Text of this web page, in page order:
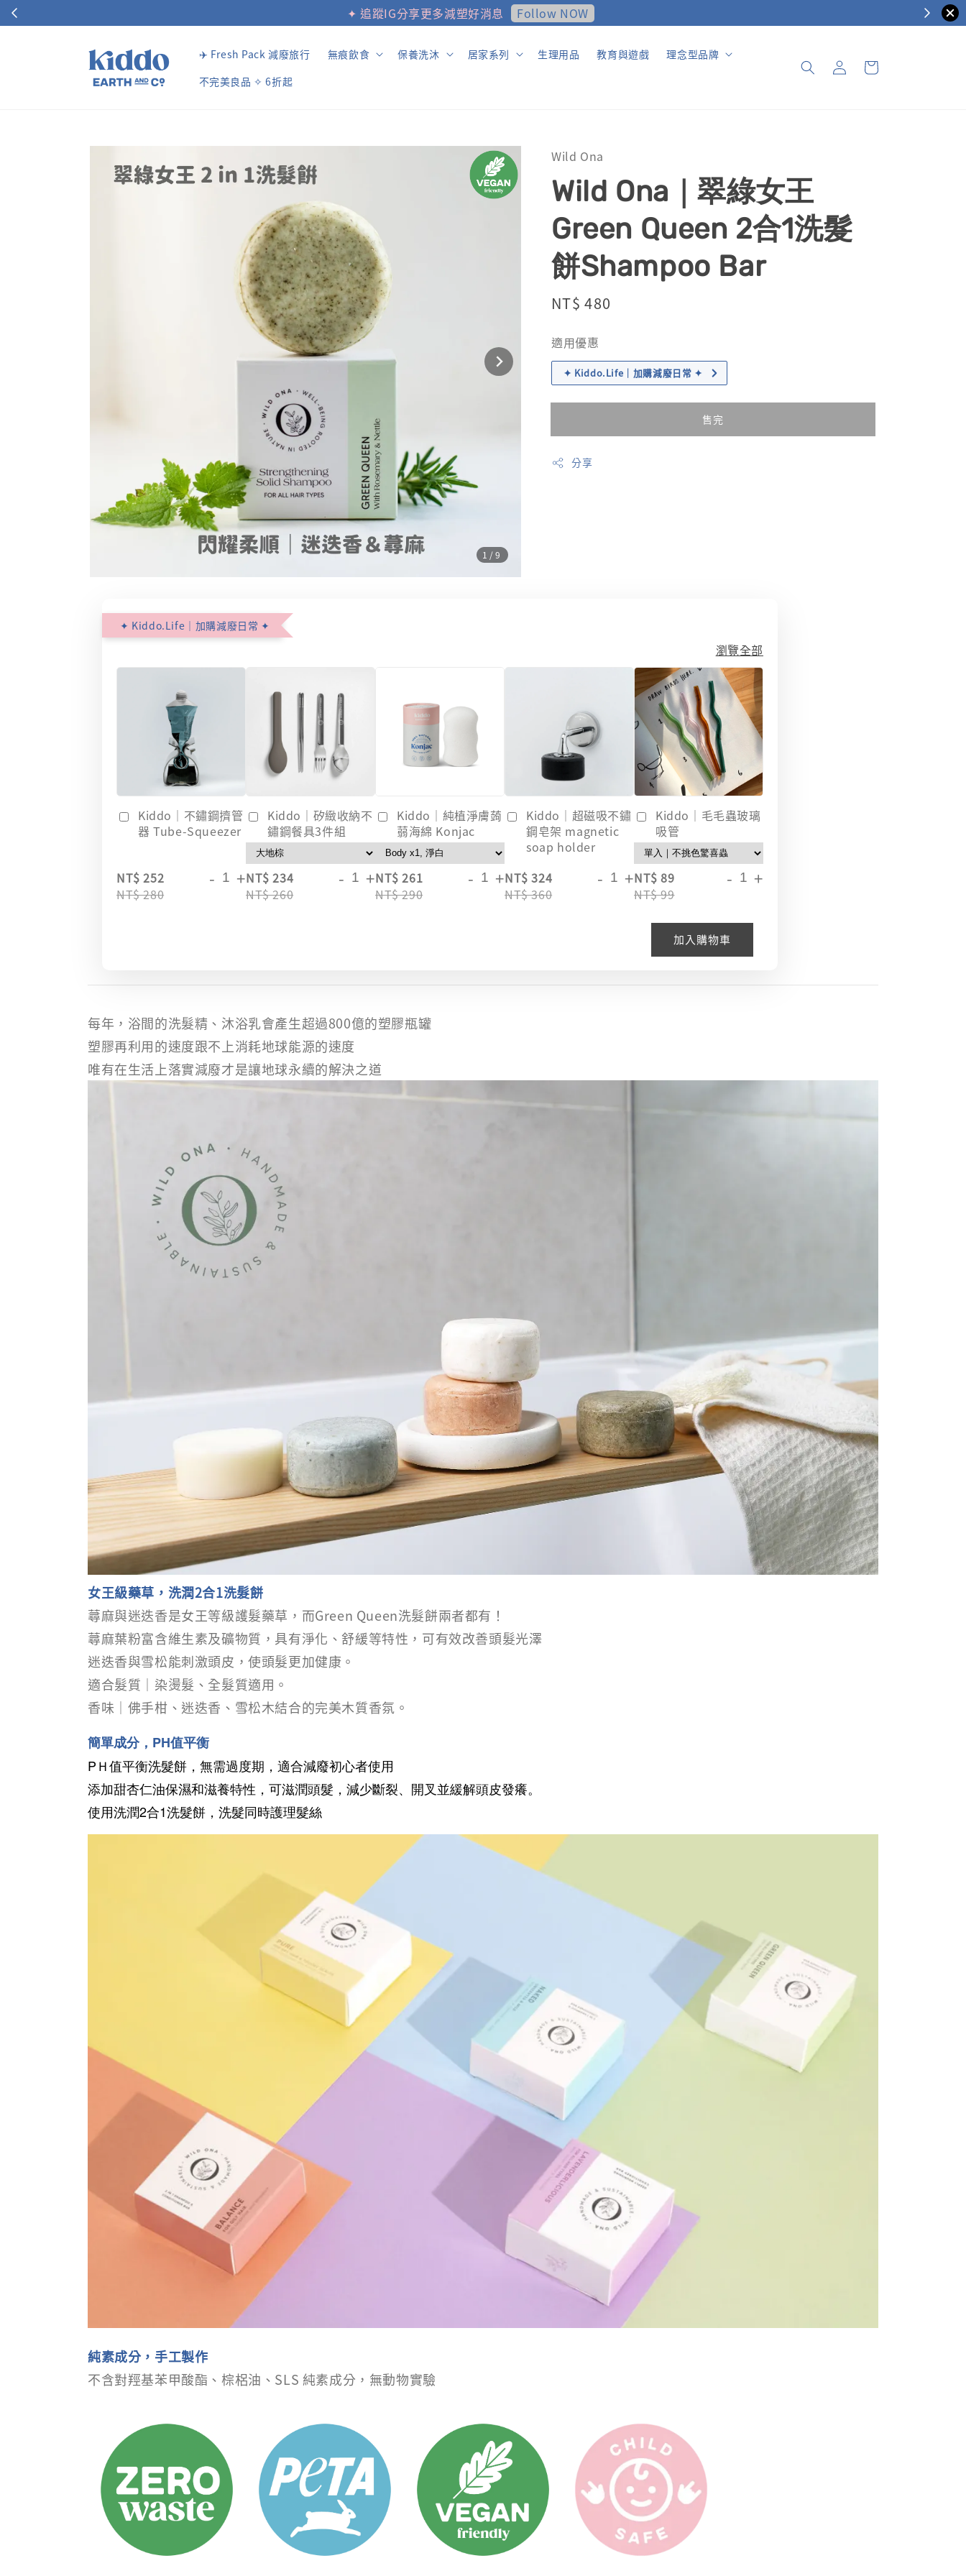
✦ 追蹤IG分享更多減塑好消息 Follow NOW
✈️ Fresh Pack 減廢旅行 無痕飲食 保養洗沐 居家系列 生理用品 教育與遊戲
理念型品牌
不完美良品 ✧ 6折起
1 /9
Wild Ona
Wild Ona｜翠綠女王
Green Queen 2合1洗髮
餅Shampoo Bar
Regular
NT$ 480
適用優惠
✦ Kiddo.Life｜加購減廢日常 ✦
售完
分享
✦ Kiddo.Life｜加購減廢日常 ✦
瀏覽全部
Kiddo｜不鏽鋼擠管
器 Tube-Squeezer
NT$ 252
NT$ 280
- +
Kiddo｜矽緻收納不
鏽鋼餐具3件組
NT$ 234
NT$ 260
- +
Kiddo｜純植淨膚蒟
蒻海綿 Konjac
NT$ 261
NT$ 290
- +
Kiddo｜超磁吸不鏽
鋼皂架 magnetic
soap holder
NT$ 324
NT$ 360
- +
Kiddo｜毛毛蟲玻璃
吸管
NT$ 89
NT$ 99
- +
加入購物車
每年，浴間的洗髮精、沐浴乳會產生超過800億的塑膠瓶罐
塑膠再利用的速度跟不上消耗地球能源的速度
唯有在生活上落實減廢才是讓地球永續的解決之道
女王級藥草，洗潤2合1洗髮餅
蕁麻與迷迭香是女王等級護髮藥草，而Green Queen洗髮餅兩者都有！
蕁麻葉粉富含維生素及礦物質，具有淨化、舒緩等特性，可有效改善頭髮光澤
迷迭香與雪松能刺激頭皮，使頭髮更加健康。
適合髮質｜染燙髮、全髮質適用。
香味｜佛手柑、迷迭香、雪松木結合的完美木質香氛。
簡單成分，PH值平衡
PＨ值平衡洗髮餅，無需過度期，適合減廢初心者使用
添加甜杏仁油保濕和滋養特性，可滋潤頭髮，減少斷裂、開叉並緩解頭皮發癢。
使用洗潤2合1洗髮餅，洗髮同時護理髮絲
純素成分，手工製作
不含對羥基苯甲酸酯、棕梠油、SLS 純素成分，無動物實驗